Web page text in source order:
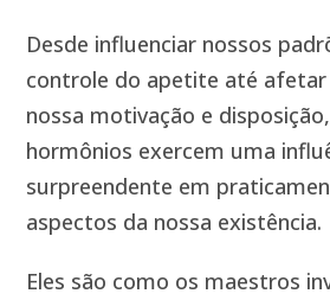
Desde influenciar nossos
controle do apetite até
nossa motivação e
hormônios exercem uma
surpreendente em
aspectos da nossa existência.
Eles são como os maestros